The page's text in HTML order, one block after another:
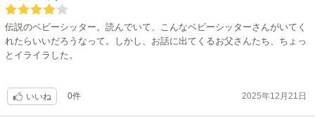
伝説のベビーシッター。読んでいて、こんなベビーシッターさんがいてく
れたらいいだろうなって。しかし、お話に出てくるお父さんたち、ちょっ
とイライラした。
いいね 0件 2025年12月21日